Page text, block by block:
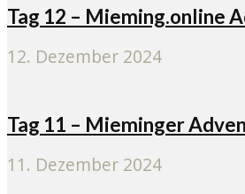
Tag 12 – Mieming.online
12. Dezember 2024
Tag 11 – Mieminger
11. Dezember 2024